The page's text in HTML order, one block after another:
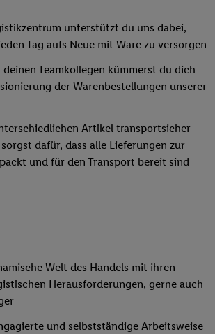
unterstützt du uns dabei,
Tag aufs Neue mit Ware zu versorgen
deinen Teamkollegen kümmerst du dich
der Warenbestellungen unserer
Artikel transportsicher
dafür, dass alle Lieferungen zur
und für den Transport bereit sind
Welt des Handels mit ihren
Herausforderungen, gerne auch
und selbstständige Arbeitsweise